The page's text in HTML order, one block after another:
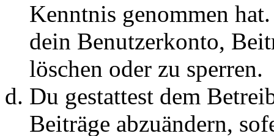
Kenntnis genommen
dein Benutzerkonto,
löschen oder zu sperren.
Du gestattest dem
Beiträge abzuändern,